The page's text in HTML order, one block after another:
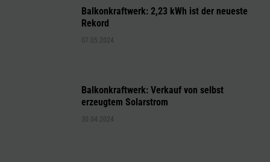
Balkonkraftwerk: 2,23 kWh ist der neueste
Rekord
07.05.2024
Balkonkraftwerk: Verkauf von selbst
erzeugtem Solarstrom
30.04.2024